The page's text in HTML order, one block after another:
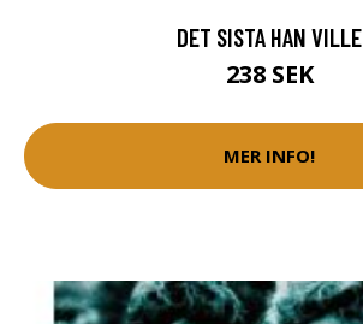
DET SISTA HAN VILLE
238 SEK
MER INFO!